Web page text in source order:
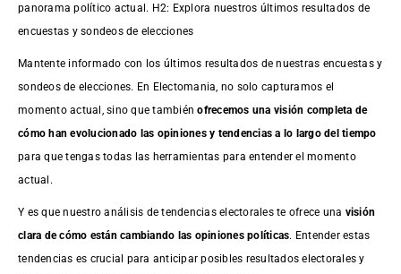
panorama político actual. H2: Explora nuestros últimos resultados de
encuestas y sondeos de elecciones
Mantente informado con los últimos resultados de nuestras encuestasy
sondeos de elecciones. En Electomania, no solo capturamos el
momento actual, sino que tambiénofrecemos una visión completa de
cómo han evolucionado las opiniones y tendencias a lo largo del tiempo
para que tengas todas las herramientas para entender el momento
actual.
Y es que nuestro análisis de tendencias electorales te ofrece una visión
clara de cómo están cambiando las opiniones políticas. Entender estas
tendencias es crucial para anticipar posibles resultados electorales y